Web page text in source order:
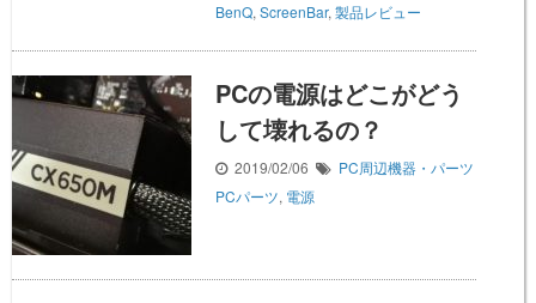
BenQ, ScreenBar, 製品レビュー
PCの電源はどこがどう
して壊れるの？
2019/02/06
PC周辺機器・パーツ
PCパーツ, 電源